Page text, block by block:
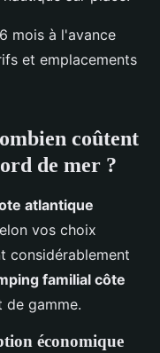
mois à l'avance
et emplacements
coûtent
de mer ?
atlantique
vos choix
considérablement
familial côte
de gamme.
économique